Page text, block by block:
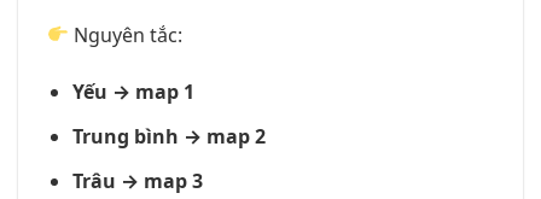
Nguyên tắc:
Yếu → map 1
Trung bình → map 2
Trâu → map 3